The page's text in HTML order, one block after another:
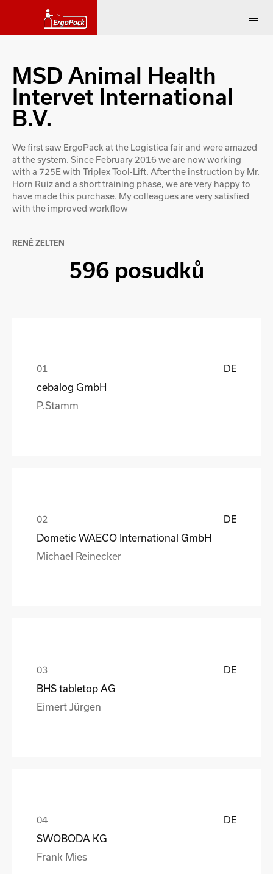
MSD Animal Health
Intervet International
B.V.
We first saw ErgoPack at the Logistica fair and were amazed
at the system. Since February 2016 we are now working
with a 725E with Triplex Tool-Lift. After the instruction by Mr.
Horn Ruiz and a short training phase, we are very happy to
have made this purchase. My colleagues are very satisfied
with the improved workflow
RENÉ ZELTEN
596 posudků
DE
cebalog GmbH
P.Stamm
DE
Dometic WAECO International GmbH
Michael Reinecker
DE
BHS tabletop AG
Eimert Jürgen
DE
SWOBODA KG
Frank Mies